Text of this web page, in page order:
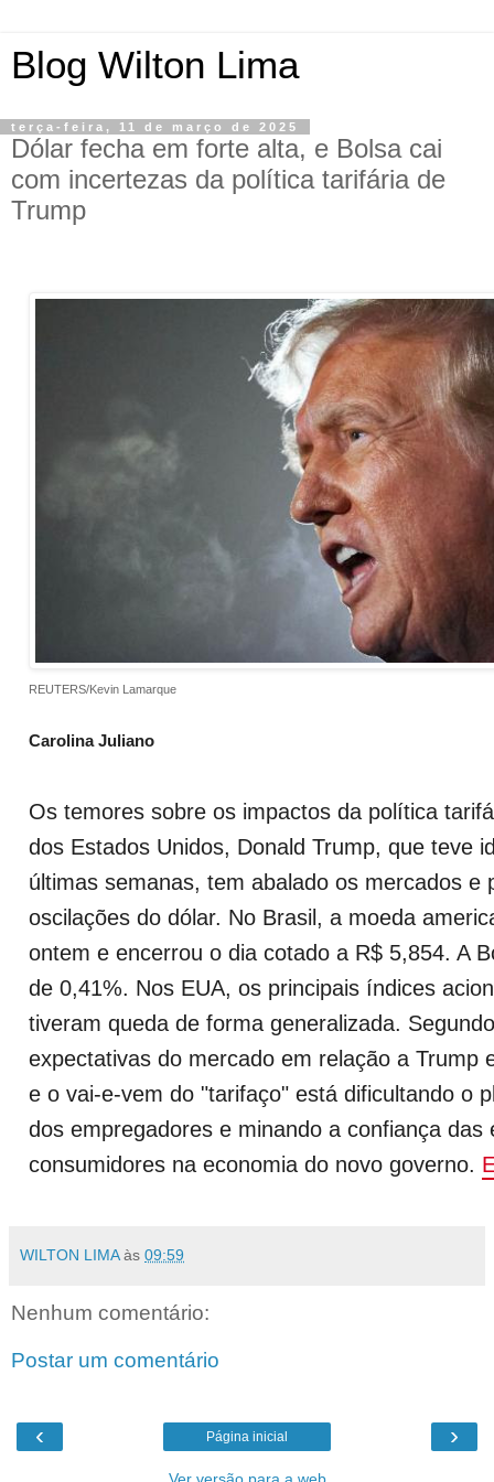
Blog Wilton Lima
terça-feira, 11 de março de 2025
Dólar fecha em forte alta, e Bolsa cai
com incertezas da política tarifária de
Trump
REUTERS/Kevin Lamarque
Carolina Juliano
Os temores sobre os impactos da política
dos Estados Unidos, Donald Trump, que teve
últimas semanas, tem abalado os mercados e
oscilações do dólar. No Brasil, a moeda
ontem e encerrou o dia cotado a R$ 5,854. A
de 0,41%. Nos EUA, os principais índices
tiveram queda de forma generalizada.
expectativas do mercado em relação a Trump
e o vai-e-vem do "tarifaço" está dificultando o
dos empregadores e minando a confiança das
consumidores na economia do novo governo.
WILTON LIMA às 09:59
Nenhum comentário:
Postar um comentário
‹ ›
Página inicial
Ver versão para a web